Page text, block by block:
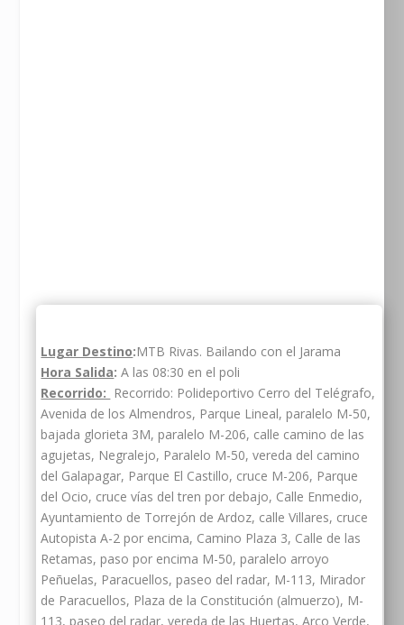
Lugar Destino:MTB Rivas. Bailando con el Jarama
Hora Salida: A las 08:30 en el poli
Recorrido: Recorrido: Polideportivo Cerro del Telégrafo,
Avenida de los Almendros, Parque Lineal, paralelo M-50,
bajada glorieta 3M, paralelo M-206, calle camino de las
agujetas, Negralejo, Paralelo M-50, vereda del camino
del Galapagar, Parque El Castillo, cruce M-206, Parque
del Ocio, cruce vías del tren por debajo, Calle Enmedio,
Ayuntamiento de Torrejón de Ardoz, calle Villares, cruce
Autopista A-2 por encima, Camino Plaza 3, Calle de las
Retamas, paso por encima M-50, paralelo arroyo
Peñuelas, Paracuellos, paseo del radar, M-113, Mirador
de Paracuellos, Plaza de la Constitución (almuerzo), M-
113, paseo del radar, vereda de las Huertas, Arco Verde,